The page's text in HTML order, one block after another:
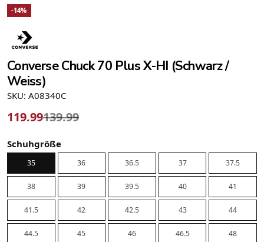
-14%
Converse Chuck 70 Plus X-HI (Schwarz /
Weiss)
SKU: A08340C
119.99139.99
Schuhgröße
35 36 36.5 37 37.5
38 39 39.5 40 41
41.5 42 42.5 43 44
44.5 45 46 46.5 48